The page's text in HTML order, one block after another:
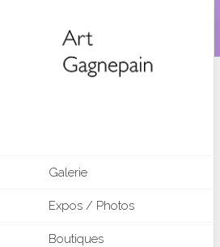
Galerie
Expos / Photos
Boutiques